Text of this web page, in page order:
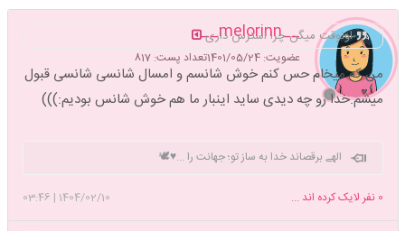
__melorinn__
عضویت: 1401/05/24 تعداد پست: 817
اونوقت میگن چرا استرس داری
من که میخام حس کنم خوش شانسم و امسال شانسی شانسی قبول
میشم.خدا رو چه دیدی ساید اینبار ما هم خوش شانس بودیم:)))
الهے برقصاند خدا به ساز تو؛ جهانت را ...♥️🕊
1404/02/10
|
03:46 0 نفر لایک کرده اند ...